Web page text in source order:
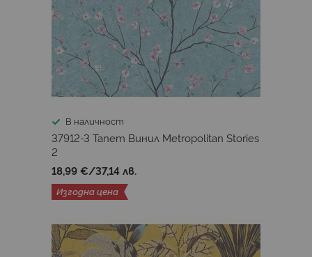
Blumarine 6 Blumarine 5 Marimekko 7
Marimekko 6 Marimekko 5 Missoni Home 5
Missoni Home 4 Missoni Home 3
Missoni Home 2 Missoni Home 1
Laura Ashley Signature
Laura Ashley 1&2
Abby Rose 4 Academy a Tribute to Gustav Klimt
Altagamma Fibers Altagamma Living
В наличност
37912-3 Тапет Винил Metropolitan Stories
2
18,99 €/37,14 лв.
Изгодна цена